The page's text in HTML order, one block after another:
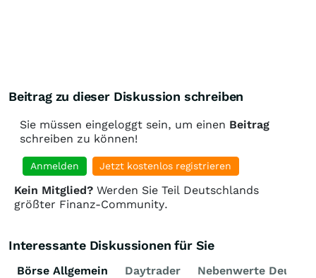
Beitrag zu dieser Diskussion schreiben
Sie müssen eingeloggt sein, um einen Beitrag
schreiben zu können!
Anmelden Jetzt kostenlos registrieren
Kein Mitglied? Werden Sie Teil Deutschlands
größter Finanz-Community.
Interessante Diskussionen für Sie
Börse Allgemein Daytrader Nebenwerte